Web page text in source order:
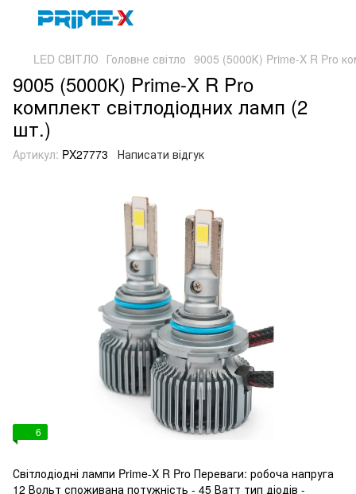
LED СВІТЛО Головне світло 9005 (5000К) Prime-X R Pro
9005 (5000К) Prime-X R Pro
комплект світлодіодних ламп (2
шт.)
Артикул: PX27773 Написати відгук
6
Світлодіодні лампи Prime-X R Pro Переваги: робоча напруга
12 Вольт споживана потужність - 45 Ватт тип діодів -